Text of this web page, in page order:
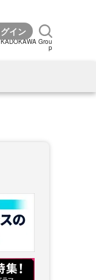
KADOKAWA Grou
p